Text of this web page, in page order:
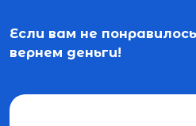
Если вам не
вернем деньги!